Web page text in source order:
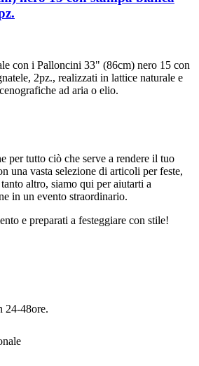
con i Palloncini 33" (86cm) nero 15 con
2pz., realizzati in lattice naturale e
ad aria o elio.
per tutto ciò che serve a rendere il tuo
una vasta selezione di articoli per feste,
altro, siamo qui per aiutarti a
in un evento straordinario.
e preparati a festeggiare con stile!
24-48ore.